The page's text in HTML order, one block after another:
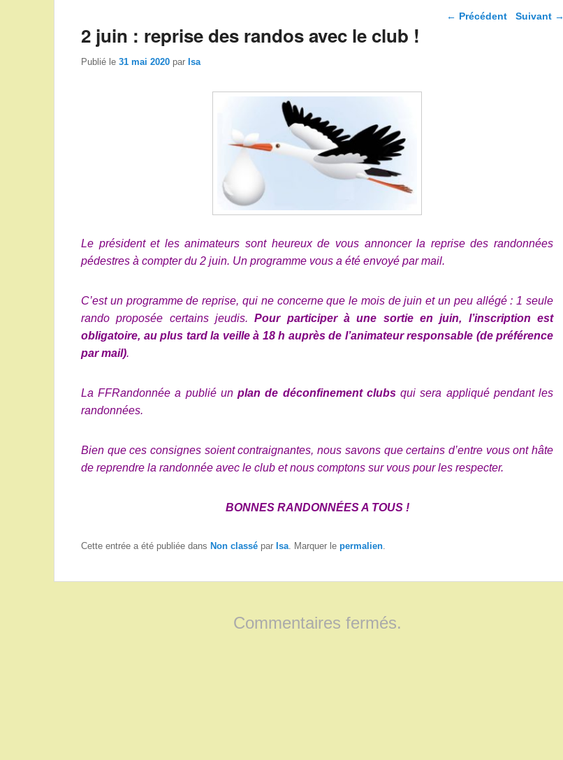
Navigation dans les
← Précédent Suivant →
2 juin : reprise des randos avec le club !
Publié le 31 mai 2020 par Isa
Le président et les animateurs sont heureux de vous annoncer la reprise des randonnées
pédestres à compter du 2 juin. Un programme vous a été envoyé par mail.
C’est un programme de reprise, qui ne concerne que le mois de juin et un peu allégé : 1 seule
rando proposée certains jeudis.Pour participer à une sortie en juin,
l’inscription est
obligatoire, au plus tard la veille à 18 h auprès de l’animateur responsable (de préférence
par mail).
La FFRandonnée a publié unplan de déconfinement clubsqui sera appliqué pendant les
randonnées.
Bien que ces consignes soient contraignantes, nous savons que certains d’entre vous ont hâte
de reprendre la randonnée avec le club et nous comptons sur vous pour les respecter.
BONNES RANDONNÉES A TOUS !
Cette entrée a été publiée dans Non classé par Isa . Marquer le permalien
Commentaires fermés.